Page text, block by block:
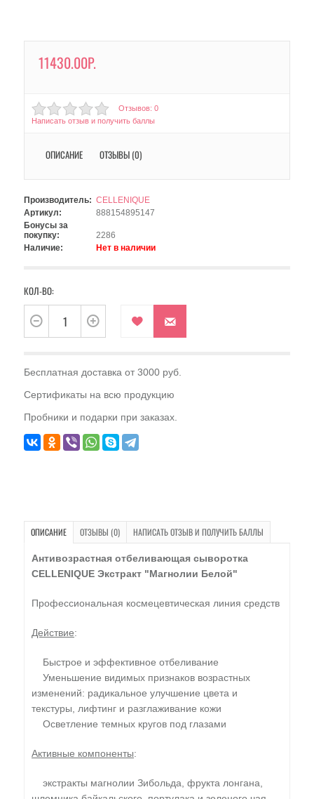
11430.00Р.
Отзывов: 0
Написать отзыв и получить баллы
ОПИСАНИЕ ОТЗЫВЫ (0)
Производитель: CELLENIQUE
Артикул:
888154895147
Бонусы за
покупку:
2286
Наличие:
Нет в наличии
КОЛ-ВО:
Бесплатная доставка от 3000 руб.
Сертификаты на всю продукцию
Пробники и подарки при заказах.
ОПИСАНИЕ ОТЗЫВЫ (0) НАПИСАТЬ ОТЗЫВ И ПОЛУЧИТЬ БАЛЛЫ
Антивозрастная отбеливающая сыворотка
CELLENIQUE Экстракт "Магнолии Белой"
Профессиональная космецевтическая линия средств
Действие:
Быстрое и эффективное отбеливание
Уменьшение видимых признаков возрастных
изменений: радикальное улучшение цвета и
текстуры, лифтинг и разглаживание кожи
Осветление темных кругов под глазами
Активные компоненты:
экстракты магнолии Зибольда, фрукта лонгана,